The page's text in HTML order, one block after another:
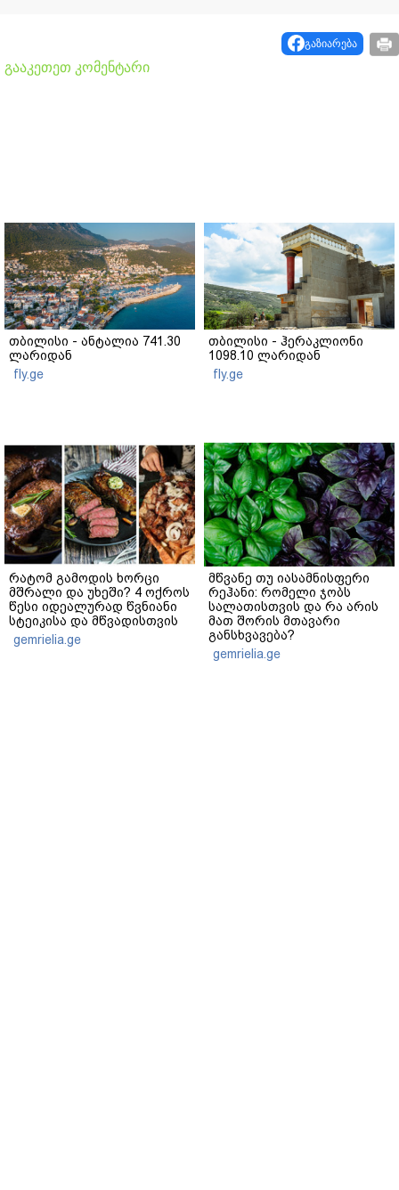
გაზიარება
გააკეთეთ კომენტარი
თბილისი - ანტალია 741.30
ლარიდან
fly.ge
თბილისი - ჰერაკლიონი
1098.10 ლარიდან
fly.ge
რატომ გამოდის ხორცი
მშრალი და უხეში? 4 ოქროს
წესი იდეალურად წვნიანი
სტეიკისა და მწვადისთვის
gemrielia.ge
მწვანე თუ იასამნისფერი
რეჰანი: რომელი ჯობს
სალათისთვის და რა არის
მათ შორის მთავარი
განსხვავება?
gemrielia.ge